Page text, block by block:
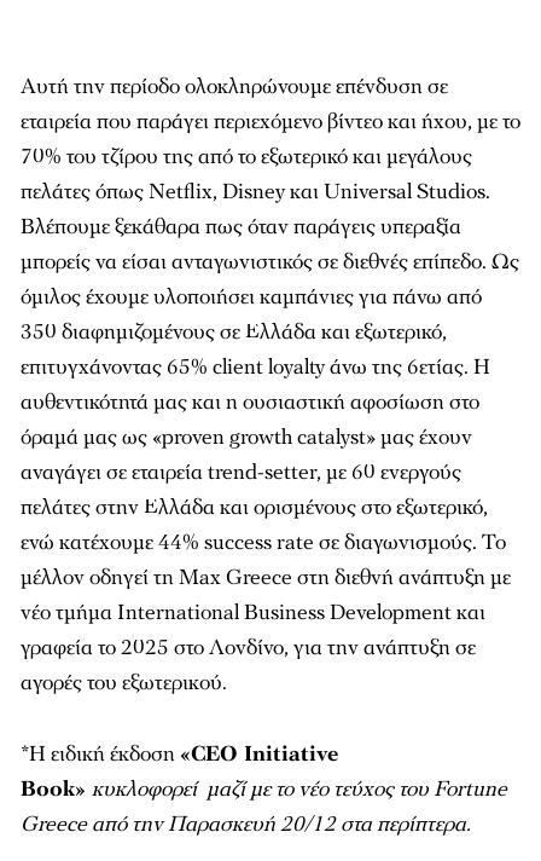
Αυτή την περίοδο ολοκληρώνουμε επένδυση σε
εταιρεία που παράγει περιεχόμενο βίντεο και ήχου, με το
70% του τζίρου της από το εξωτερικό και μεγάλους
πελάτες όπως Netflix, Disney και Universal Studios.
Βλέπουμε ξεκάθαρα πως όταν παράγεις υπεραξία
μπορείς να είσαι ανταγωνιστικός σε διεθνές επίπεδο. Ως
όμιλος έχουμε υλοποιήσει καµπάνιες για πάνω από
350 διαφηµιζοµένους σε Ελλάδα και εξωτερικό,
επιτυγχάνοντας 65% client loyalty άνω της 6ετίας. Η
αυθεντικότητά μας και η ουσιαστική αφοσίωση στο
όραμά μας ως «proven growth catalyst» μας έχουν
αναγάγει σε εταιρεία trend-setter, με 60 ενεργούς
πελάτες στην Ελλάδα και ορισµένους στο εξωτερικό,
ενώ κατέχουμε 44% success rate σε διαγωνισµούς. Το
μέλλον οδηγεί τη Max Greece στη διεθνή ανάπτυξη με
νέο τμήμα International Business Development και
γραφεία το 2025 στο Λονδίνο, για την ανάπτυξη σε
αγορές του εξωτερικού.
*Η ειδική έκδοση «CEO Initiative
Book» κυκλοφορεί μαζί με το νέο τεύχος του Fortune
Greece από την Παρασκευή 20/12 στα περίπτερα.